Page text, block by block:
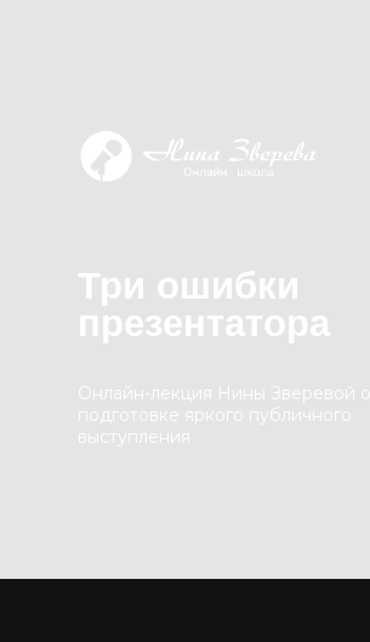
Три ошибки
презентатора
Онлайн-лекция Нины Зверевой о
подготовке яркого публичного
выступления